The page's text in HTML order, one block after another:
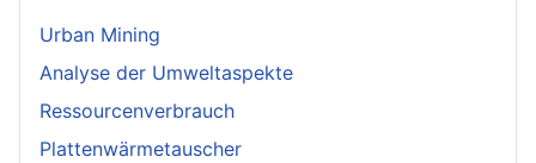
Urban Mining
Analyse der Umweltaspekte
Ressourcenverbrauch
Plattenwärmetauscher